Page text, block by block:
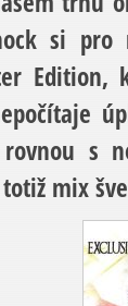
si pro
Edition,
rovnou s
mix